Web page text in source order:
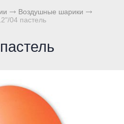
Воздушные шарики
04 пастель